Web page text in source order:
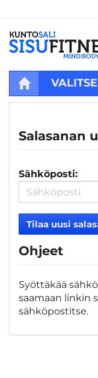
Salasanan
Sähköposti:
Tilaa uusi
Ohjeet
Syöttäkää
saamaan linkin
sähköpostitse.